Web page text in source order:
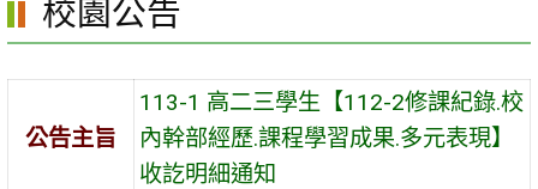
校園公告
公告主旨
113-1 高二三學生【112-2修課紀錄.校
內幹部經歷.課程學習成果.多元表現】
收訖明細通知